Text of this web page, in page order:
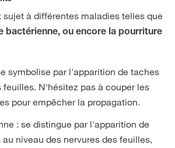
sujet à différentes maladies telles que
bactérienne, ou encore la pourriture
symbolise par l'apparition de taches
feuilles. N'hésitez pas à couper les
pour empêcher la propagation.
: se distingue par l'apparition de
niveau des nervures des feuilles,